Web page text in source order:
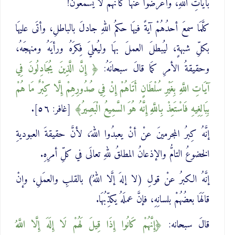
بآياتِ اللهِ، وأعرضُوا عنهَا كأنَّهُمْ لا يسمعونَ!
كلَّمَا سمعَ أحدُهُمْ آيةً فيهَا حكمُ اللهِ جادلَ بالباطلِ، وأتَى عليهَا
بكلِّ شبهةٍ، ليُبطلَ العملَ بهَا وليُعليَ فِكرَهُ ورأيَهُ ومنهجَهُ،
وحقيقةُ الأمرِ كمَا قالَ سبحانَهُ:
إِنَّ الَّذِينَ يُجَادِلُونَ فِي
آيَاتِ اللَّهِ بِغَيْرِ سُلْطَانٍ أَتَاهُمْ إِنْ فِي ‌صُدُورِهِمْ ‌إِلَّا كِبْرٌ مَا هُمْ
بِبَالِغِيهِ فَاسْتَعِذْ بِاللَّهِ إِنَّهُ هُوَ السَّمِيعُ الْبَصِيرُ
[غافر: ٥٦].
إنَّهُ كِبرُ المجرمينَ عنْ أنْ يعبدُوا اللهَ، لأنَّ حقيقةَ العبوديةِ
الخضوعُ التامُّ والإذعانُ المطلقُ للهِ تعالَى في كلِّ أمرِهِ.
إنَّهُ الكبرُ عنْ قولِ (لا إلهَ إلَّا اللهُ) بالقلبِ والعمَلِ، وإنْ
قالَهَا بعضُهُمْ بلسانِهِ، فإنَّ عملَهُ يكذِّبُهَا.
قالَ سبحانه:
إِنَّهُمْ كَانُوا إِذَا قِيلَ لَهُمْ لَا إِلَهَ إِلَّا اللَّهُ